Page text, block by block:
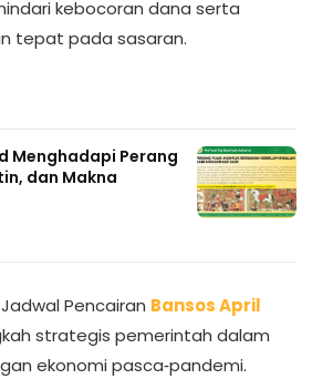
kebocoran dana serta
tepat pada sasaran.
Menghadapi Perang
dan Makna
Pencairan Bansos April
strategis pemerintah dalam
ekonomi pasca‑pandemi.